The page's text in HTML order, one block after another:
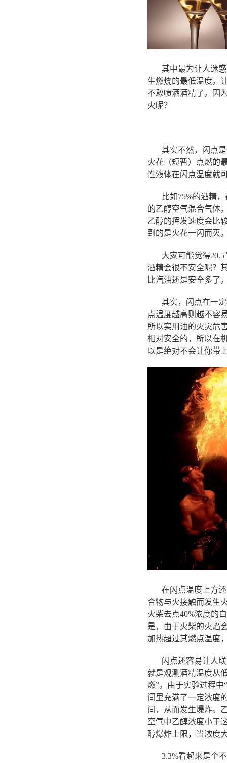
其中最为让人迷惑
生燃烧的最低温度。
不敢喷洒酒精了。因
火呢？
其实不然，闪点是
火花（短暂）点燃的
性液体在闪点温度就
比如75%的酒精，
的乙醇空气混合气体
乙醇的挥发速度会比
到的是火花一闪而灭
大家可能觉得20.5℃
酒精会很不安全呢？
比汽油还是安全多了
其实，闪点在一定
点温度越高则越不容
所以实用油的火灾危
相对安全的，所以在
以是绝对不会让你带
在闪点温度上方还
合物与火接触而发生
火柴去点40%浓度的
是，由于火柴的火焰
加热超过其燃点温度
闪点还容易让人联
就是观测酒精温度从
燃”。由于实验过程
间里充满了一定浓度
间，从而发生爆炸。
空气中乙醇浓度小于
醇爆炸上限，当浓度
3.3%看起来是个不